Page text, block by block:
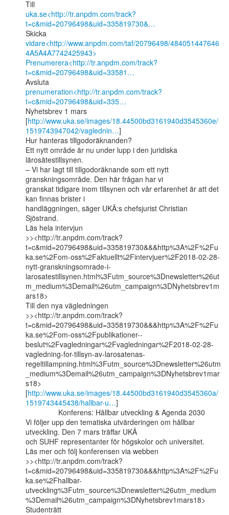
uka.se<http://tr.anpdm.com/track?
t=c&mid=20796498&uid=335819730&…
vidare<http://www.anpdm.com/taf/20796498/484051447646
4A5A4A7742425943>
Prenumerera<http://tr.anpdm.com/track?
t=c&mid=20796498&uid=33581…
prenumeration<http://tr.anpdm.com/track?
t=c&mid=20796498&uid=335…
Nyhetsbrev 1 mars
[http://www.uka.se/images/18.44500bd3161940d3545360e/
1519743947042/vaglednin…]
Hur hanteras tillgodoräknanden?
Ett nytt område är nu under lupp i den juridiska
lärosätestillsynen.
– Vi har lagt till tillgodoräknande som ett nytt
granskningsområde. Den här frågan har vi
granskat tidigare inom tillsynen och vår erfarenhet är att det
kan finnas brister i
handläggningen, säger UKÄ:s chefsjurist Christian
Sjöstrand.
Läs hela intervjun
>><http://tr.anpdm.com/track?
t=c&mid=20796498&uid=335819730&&&http%3A%2F%2Fu
ka.se%2Fom-oss%2Faktuellt%2Fintervjuer%2F2018-02-28-
nytt-granskningsomrade-i-
larosatestillsynen.html%3Futm_source%3Dnewsletter%26ut
m_medium%3Demail%26utm_campaign%3DNyhetsbrev1m
ars18>
Till den nya vägledningen
>><http://tr.anpdm.com/track?
t=c&mid=20796498&uid=335819730&&&http%3A%2F%2Fu
ka.se%2Fom-oss%2Fpublikationer--
beslut%2Fvagledningar%2Fvagledningar%2F2018-02-28-
vagledning-for-tillsyn-av-larosatenas-
regeltillampning.html%3Futm_source%3Dnewsletter%26utm
_medium%3Demail%26utm_campaign%3DNyhetsbrev1mar
s18>
[http://www.uka.se/images/18.44500bd3161940d3545360a/
1519743445438/hallbar-u…]
Vi följer upp den tematiska utvärderingen om hållbar
utveckling. Den 7 mars träffar UKÄ
och SUHF representanter för högskolor och universitet.
Läs mer och följ konferensen via webben
>><http://tr.anpdm.com/track?
t=c&mid=20796498&uid=335819730&&&http%3A%2F%2Fu
ka.se%2Fhallbar-
utveckling%3Futm_source%3Dnewsletter%26utm_medium
%3Demail%26utm_campaign%3DNyhetsbrev1mars18>
Studenträtt